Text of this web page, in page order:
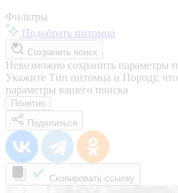
Фильтры
Подобрать питомца
Сохранить поиск
Невозможно сохранить параметры
Укажите Тип питомца и Породу,
параметры вашего поиска
Понятно
Поделиться
Скопировать ссылку